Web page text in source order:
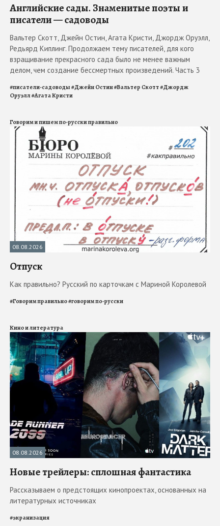
Английские сады. Знаменитые поэты и
писатели — садоводы
Вальтер Скотт, Джейн Остин, Агата Кристи, Джордж Оруэлл,
Редьярд Киплинг. Продолжаем тему писателей, для кого
взращивание прекрасного сада было не менее важным
делом, чем создание бессмертных произведений. Часть 3
#писатели-садоводы#Джейн Остин#Вальтер Скотт#Джордж
Оруэлл#Агата Кристи
Говорим и пишем по-русски правильно
08.08.2026
Отпуск
Как правильно? Русский по карточкам с Мариной Королевой
#Говорим правильно#говорим по-русски
Кино и литература
08.08.2026
Новые трейлеры: сплошная фантастика
Рассказываем о предстоящих кинопроектах, основанных на
литературных источниках
#экранизация